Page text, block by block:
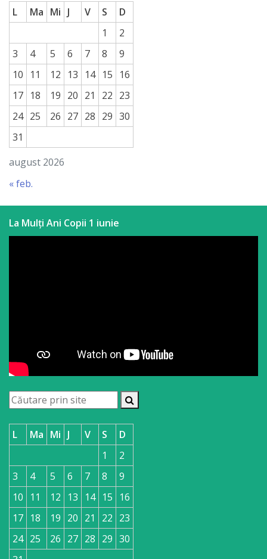
august 2026
L Ma Mi J V S
D
1
2
3
4 5 6 7 8
9
10
11 12 13 14 15
16
17 18 19 20 21 22 23
24 25 26 27 28 29 30
31
« feb.
La Mulți Ani Copii 1 iunie
L Ma Mi J V S
D
1
2
3
4 5 6 7 8
9
10
11 12 13 14 15
16
17 18 19 20 21 22 23
24 25 26 27 28 29 30